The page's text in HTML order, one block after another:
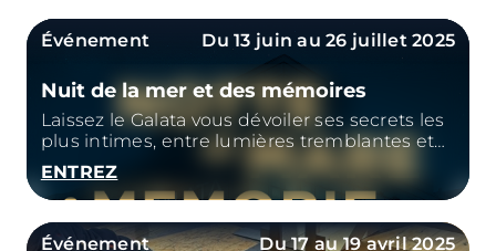
Événement Du 13 juin au 26 juillet 2025
Nuit de la mer et des mémoires
Laissez le Galata vous dévoiler ses secrets les
plus intimes, entre lumières tremblantes et
histoires qui s’enfoncent au cœur de la mer.
ENTREZ
Événement Du 17 au 19 avril 2025